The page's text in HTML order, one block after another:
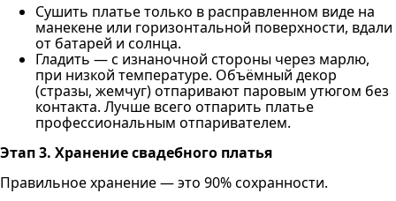
Сушить платье только в расправленном виде на
манекене или горизонтальной поверхности, вдали
от батарей и солнца.
Гладить — с изнаночной стороны через марлю,
при низкой температуре. Объёмный декор
(стразы, жемчуг) отпаривают паровым утюгом без
контакта. Лучше всего отпарить платье
профессиональным отпаривателем.
Этап 3. Хранение свадебного платья
Правильное хранение — это 90% сохранности.